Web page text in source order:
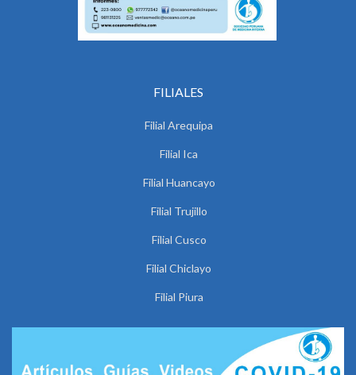
FILIALES
Filial Arequipa
Filial Ica
Filial Huancayo
Filial Trujillo
Filial Cusco
Filial Chiclayo
Filial Piura